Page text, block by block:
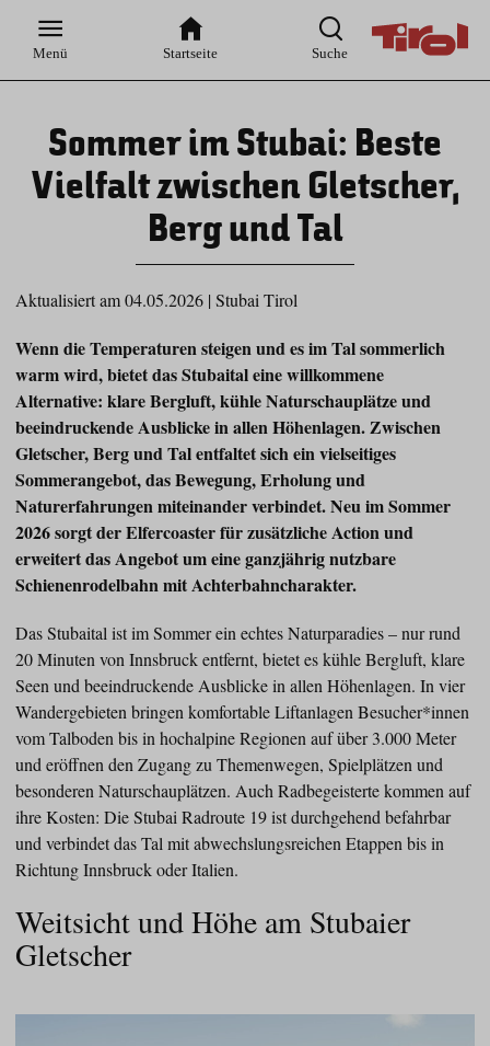
Hauptnavigation
Inhaltsbereich
Menü Startseite Suche
Sommer im Stubai: Beste
Vielfalt zwischen Gletscher,
Berg und Tal
Aktualisiert am 04.05.2026 | Stubai Tirol
Wenn die Temperaturen steigen und es im Tal sommerlich
warm wird, bietet das Stubaital eine willkommene
Alternative: klare Bergluft, kühle Naturschauplätze und
beeindruckende Ausblicke in allen Höhenlagen. Zwischen
Gletscher, Berg und Tal entfaltet sich ein vielseitiges
Sommerangebot, das Bewegung, Erholung und
Naturerfahrungen miteinander verbindet. Neu im Sommer
2026 sorgt der Elfercoaster für zusätzliche Action und
erweitert das Angebot um eine ganzjährig nutzbare
Schienenrodelbahn mit Achterbahncharakter.
Das Stubaital ist im Sommer ein echtes Naturparadies – nur rund
20 Minuten von Innsbruck entfernt, bietet es kühle Bergluft, klare
Seen und beeindruckende Ausblicke in allen Höhenlagen. In vier
Wandergebieten bringen komfortable Liftanlagen Besucher*innen
vom Talboden bis in hochalpine Regionen auf über 3.000 Meter
und eröffnen den Zugang zu Themenwegen, Spielplätzen und
besonderen Naturschauplätzen. Auch Radbegeisterte kommen auf
ihre Kosten: Die Stubai Radroute 19 ist durchgehend befahrbar
und verbindet das Tal mit abwechslungsreichen Etappen bis in
Richtung Innsbruck oder Italien.
Weitsicht und Höhe am Stubaier
Gletscher